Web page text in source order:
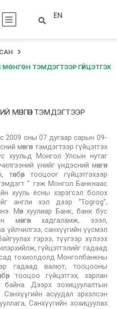
EN
ТЭМДЭГТЭЭР ГҮЙЦЭТГЭХ
МӨНГӨН ТЭМДЭГТЭЭР
2009 оны 07 дугаар сарын 09-
мөнгөн тэмдэгтээр гүйцэтгэх
хуульд Монгол Улсын нутаг
үнийг үндэсний мөнгөн
төлбөр тооцоог гүйцэтгэхээр
” гэж Монгол Банкнаас
хууль ёсны хэрэгсэл болох
англи хэл дээр “Togrog”,
Мөн хуулиар Банк, банк бус
мөнгөн хадгаламж, зээл,
үйлчилгээ, санхүүгийн үүсмэл
гэрээ, түүгээр хүлээх
гүйцэтгэлийг гадаад
тохиолдолд Монголбанкны
гадаад валют, тооцооны
тооцоо гүйцэтгэх, зарлан
байна. Дээрх зохицуулалтын
асуудал эрхэлсэн
Санхүүгийн зохицуулах